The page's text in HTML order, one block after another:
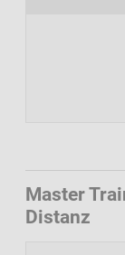
Master
Distanz